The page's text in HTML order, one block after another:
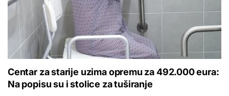
Centar za starije uzima opremu za 492.000 eura:
Na popisu su i stolice za tuširanje